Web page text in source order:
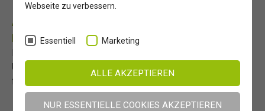
Alpine Ruhe an der Steineralm: Ein Ort zum
Durchatmen
Umgebung der Steineralm. Ingemar Wibmers Bilder
fangen die stille Schönheit dieser Region perfekt ein.
Webseite zu verbessern.
Essentiell Marketing
ALLE AKZEPTIEREN
NUR ESSENTIELLE COOKIES AKZEPTIEREN